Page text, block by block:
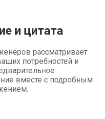
и цитата
рассматривает
потребностей и
вместе с подробным